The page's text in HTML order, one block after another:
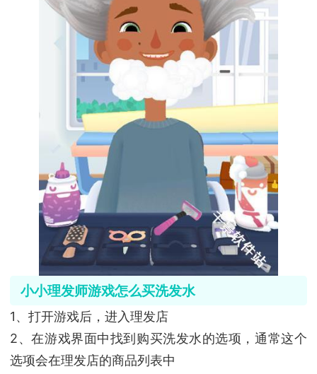
小小理发师游戏怎么买洗发水
1、打开游戏后，进入理发店
2、在游戏界面中找到购买洗发水的选项，通常这个
选项会在理发店的商品列表中